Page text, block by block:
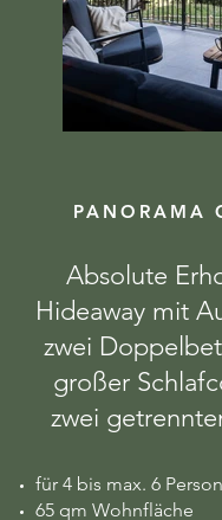
PANORAMA
Absolute
Hideaway mit
zwei
großer
zwei
für 4 bis max. 6
65 qm Wohnfläche